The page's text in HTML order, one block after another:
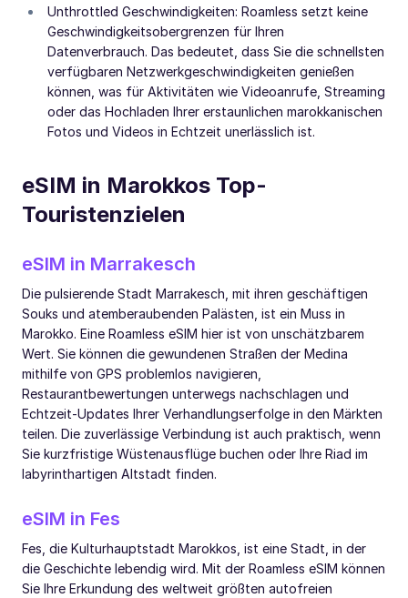
Unthrottled Geschwindigkeiten: Roamless setzt keine
Geschwindigkeitsobergrenzen für Ihren
Datenverbrauch. Das bedeutet, dass Sie die schnellsten
verfügbaren Netzwerkgeschwindigkeiten genießen
können, was für Aktivitäten wie Videoanrufe, Streaming
oder das Hochladen Ihrer erstaunlichen marokkanischen
Fotos und Videos in Echtzeit unerlässlich ist.
eSIM in Marokkos Top-
Touristenzielen
eSIM in Marrakesch
Die pulsierende Stadt Marrakesch, mit ihren geschäftigen
Souks und atemberaubenden Palästen, ist ein Muss in
Marokko. Eine Roamless eSIM hier ist von unschätzbarem
Wert. Sie können die gewundenen Straßen der Medina
mithilfe von GPS problemlos navigieren,
Restaurantbewertungen unterwegs nachschlagen und
Echtzeit-Updates Ihrer Verhandlungserfolge in den Märkten
teilen. Die zuverlässige Verbindung ist auch praktisch, wenn
Sie kurzfristige Wüstenausflüge buchen oder Ihre Riad im
labyrinthartigen Altstadt finden.
eSIM in Fes
Fes, die Kulturhauptstadt Marokkos, ist eine Stadt, in der
die Geschichte lebendig wird. Mit der Roamless eSIM können
Sie Ihre Erkundung des weltweit größten autofreien